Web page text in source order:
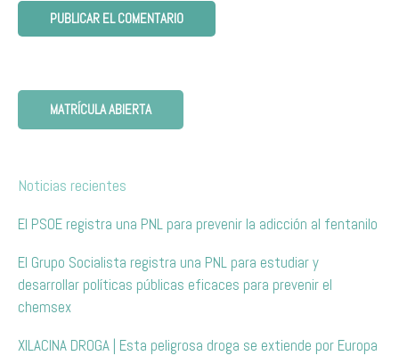
MATRÍCULA ABIERTA
Noticias recientes
El PSOE registra una PNL para prevenir la adicción al fentanilo
El Grupo Socialista registra una PNL para estudiar y
desarrollar políticas públicas eficaces para prevenir el
chemsex
XILACINA DROGA | Esta peligrosa droga se extiende por Europa